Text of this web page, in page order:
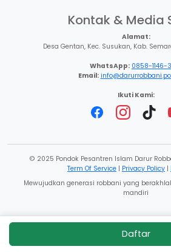
Kontak & Media
Alamat:
Desa Gentan, Kec. Susukan, Kab.
WhatsApp: 0858-1146-
Email:
Ikuti Kami:
© 2025 Pondok Pesantren Islam Darur
Term Of Service | Privacy Policy |
Mewujudkan generasi robbani yang
mandiri
Daftar